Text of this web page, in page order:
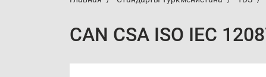
CAN CSA ISO IEC